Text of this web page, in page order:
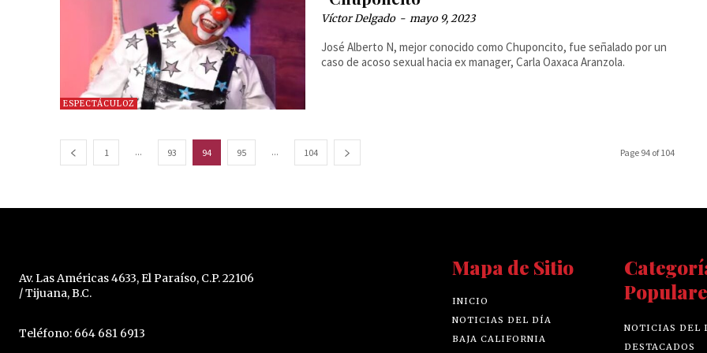
ESPECTÁCULOZ
Víctor Delgado - mayo 9, 2023
José Alberto N, mejor conocido como Chuponcito, fue señalado por un
caso de acoso sexual hacia ex manager, Carla Oaxaca Aranzola.
1 ... 93 94 95 ... 104 Page 94 of 104
Av. Las Américas 4633, El Paraíso, C.P. 22106
/ Tijuana, B.C.
Teléfono: 664 681 6913
Mapa de Sitio
INICIO
NOTICIAS DEL DÍA
BAJA CALIFORNIA
NOTICIAS DEL
DESTACADOS